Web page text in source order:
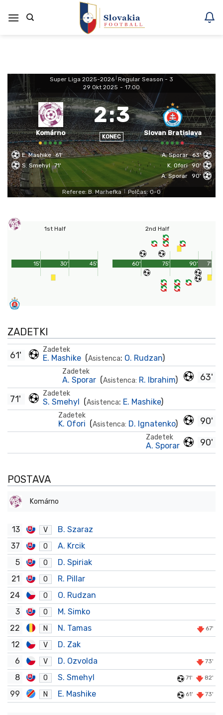
na
Super Liga 2025-2026 Regular Season - 3
29 Okt 2025 - 17:00
Komárno
2:3
KONEC
Slovan Bratislava
E. Mashike 61'
S. Smehyl
71'
A. Sporar 63'
K. Ofori 90'
A. Sporar 90'
Referee: B. Marhefka Polčas: 0-0
1st Half
45'
15' 30'
2nd Half
90'
60' 75' 7'
ZADETKI
Zadetek
E. Mashike (Asistenca: O. Rudzan)
61'
63'
Zadetek
A. Sporar (Asistenca: R. Ibrahim)
Zadetek
S. Smehyl (Asistenca: E. Mashike)
71'
90'
Zadetek
K. Ofori (Asistenca: D. Ignatenko)
90'
Zadetek
A. Sporar
POSTAVA
Komárno
13 V
B. Szaraz
37
O
A. Krcik
5
O
D. Spiriak
21
O
R. Pillar
24
O
O. Rudzan
3
O
M. Simko
22
N N. Tamas 67'
12 V
D. Zak
6
V D. Ozvolda 73'
8 O S. Smehyl 71' 82'
99 N E. Mashike 61' 73'